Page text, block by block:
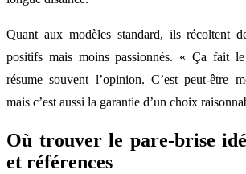
Quant aux modèles standard, ils récoltent
positifs mais moins passionnés. « Ça fait
résume souvent l’opinion. C’est peut-être
mais c’est aussi la garantie d’un choix
Où trouver le pare-brise
et références